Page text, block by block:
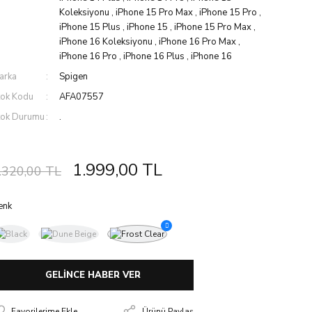
Koleksiyonu ,iPhone 15 Pro Max,iPhone 15 Pro ,
iPhone 15 Plus ,iPhone 15 ,iPhone 15 Pro Max,
iPhone 16 Koleksiyonu ,iPhone 16 Pro Max,
iPhone 16 Pro ,iPhone 16 Plus ,iPhone 16
Spigen
Kodu
AFA07557
Durumu
.
TL 1.999,00 TL
GELİNCE HABER VER